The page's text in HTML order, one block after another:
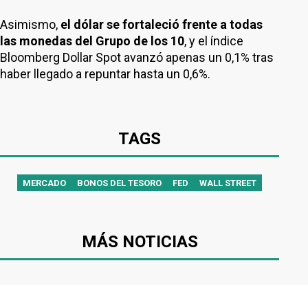
Asimismo, el dólar se fortaleció frente a todas
las monedas del Grupo de los 10, y el índice
Bloomberg Dollar Spot avanzó apenas un 0,1% tras
haber llegado a repuntar hasta un 0,6%.
TAGS
MERCADO BONOS DEL TESORO FED WALL STREET
MÁS NOTICIAS